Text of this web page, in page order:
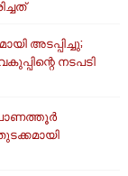
അടപ്പിച്ചു;
നടപടി